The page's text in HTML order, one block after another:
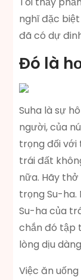
nghĩ đặc
đã có dự
Đó là
Suha là sự
người, của
trọng đối với
trái đất
nữa. Hãy
trọng Su-
Su-ha của
chắn đó tập
lòng dịu
Việc ăn